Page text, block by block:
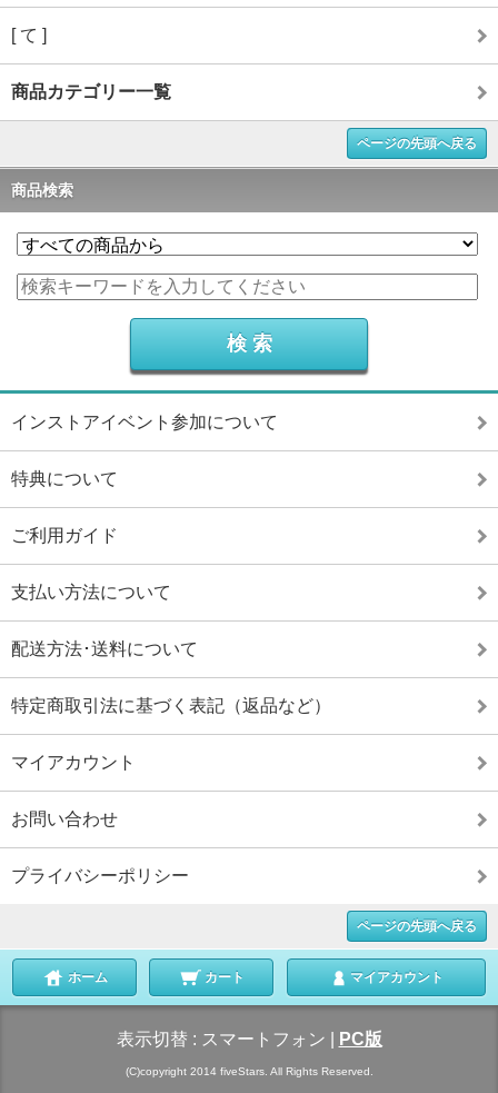
[ て ]
商品カテゴリー一覧
ページの先頭へ戻る
商品検索
インストアイベント参加について
特典について
ご利用ガイド
支払い方法について
配送方法･送料について
特定商取引法に基づく表記（返品など）
マイアカウント
お問い合わせ
プライバシーポリシー
ページの先頭へ戻る
ホーム カート マイアカウント
表示切替 : スマートフォン PC版
(C)copyright 2014 fiveStars. All Rights Reserved.